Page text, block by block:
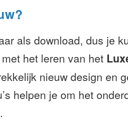
als download, dus je
het leren van het
nieuw design en
helpen je om het